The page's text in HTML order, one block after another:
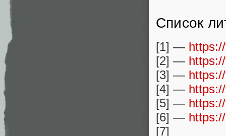
Список
[1] —
[2] —
[3] —
[4] —
[5] —
[6] —